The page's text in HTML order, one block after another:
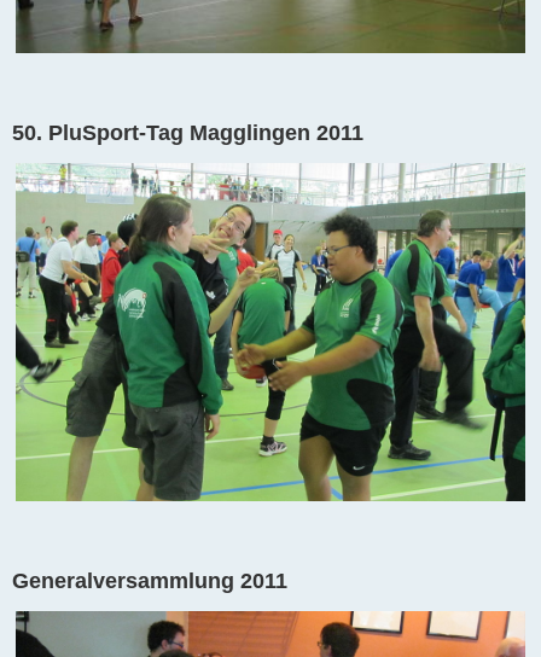
50. PluSport-Tag Magglingen 2011
Generalversammlung 2011